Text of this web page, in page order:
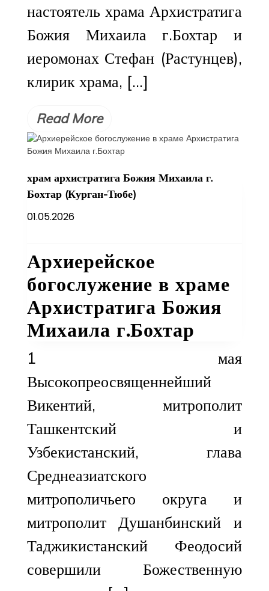
настоятель храма Архистратига
Божия Михаила г.Бохтар и
иеромонах Стефан (Растунцев),
клирик храма, […]
Read More
храм архистратига Божия Михаила г.
Бохтар (Курган-Тюбе)
01.05.2026
Архиерейское
богослужение в храме
Архистратига Божия
Михаила г.Бохтар
1 мая
Высокопреосвященнейший
Викентий, митрополит
Ташкентский и
Узбекистанский, глава
Среднеазиатского
митрополичьего округа и
митрополит Душанбинский и
Таджикистанский Феодосий
совершили Божественную